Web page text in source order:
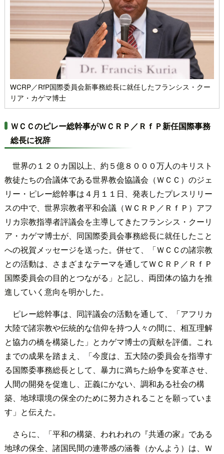
WCRP／RfP国際委員会新事務総長に就任したフランシス・クー
リア・カゲマ博士
ＷＣＣのピレー総幹事がＷＣＲＰ／ＲｆＰ新任国際事務
総長に祝辞
世界の１２０カ国以上、約５億８０００万人のキリスト
教徒たちの合議体である世界教会協議会（ＷＣＣ）のジェ
リー・ピレー総幹事は４月１１日、発表したプレスリリー
スの中で、世界宗教者平和会議（ＷＣＲＰ／ＲｆＰ）アフ
リカ宗教指導者評議会を主導してきたフランシス・クーリ
ア・カゲマ博士が、同国際委員会事務総長に就任したこと
への祝賀メッセージを送った。併せて、「ＷＣＣの諸宗教
との活動は、さまざまなテーマを通してＷＣＲＰ／ＲｆＰ
国際委員会の目的とつながる」と記し、両団体の協力を推
進していく意向を明かした。
ピレー総幹事は、同評議会の活動を通して、「アフリカ
大陸で諸宗教や伝統的な信仰を持つ人々の間に、相互理解
と協力の橋を構築した」とカゲマ博士の貢献を評価。これ
までの成果を踏まえ、「今度は、五大陸の委員会を指導す
る国際委事務総長として、暴力に満ちた紛争を変革させ、
人間の開発を促進し、正義にかない、調和ある社会の構
築、地球環境の保全のために努力されることを願っていま
す」と伝えた。
さらに、「平和の構築、われわれの『共通の家』である
地球の保全、諸国民間の連帯感の涵養（かんよう）は、Ｗ